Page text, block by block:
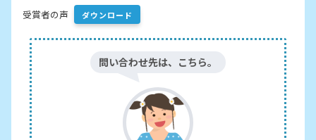
受賞者の声 ダウンロード
問い合わせ先は、こちら。